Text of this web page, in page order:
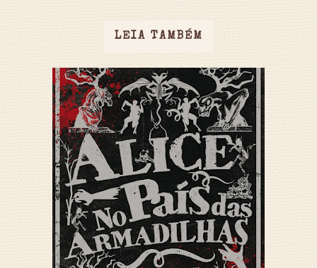
LEIA TAMBÉM